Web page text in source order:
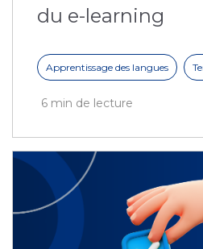
du e-learning
Apprentissage des langues
6 min de lecture